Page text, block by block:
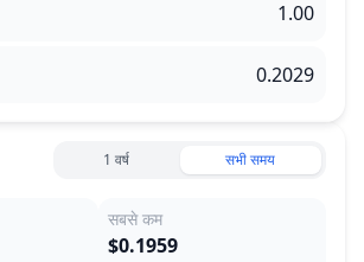
1 वर्ष सभी समय
सबसे कम
$0.1959